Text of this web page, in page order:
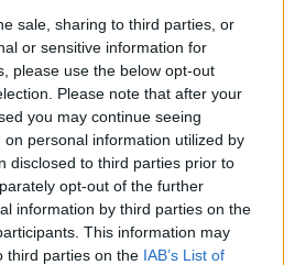
sale, sharing to third parties, or
or sensitive information for
please use the below opt-out
Please note that after your
you may continue seeing
personal information utilized by
disclosed to third parties prior to
opt-out of the further
information by third parties on the
This information may
third parties on the IAB’s List of
am vergangenen